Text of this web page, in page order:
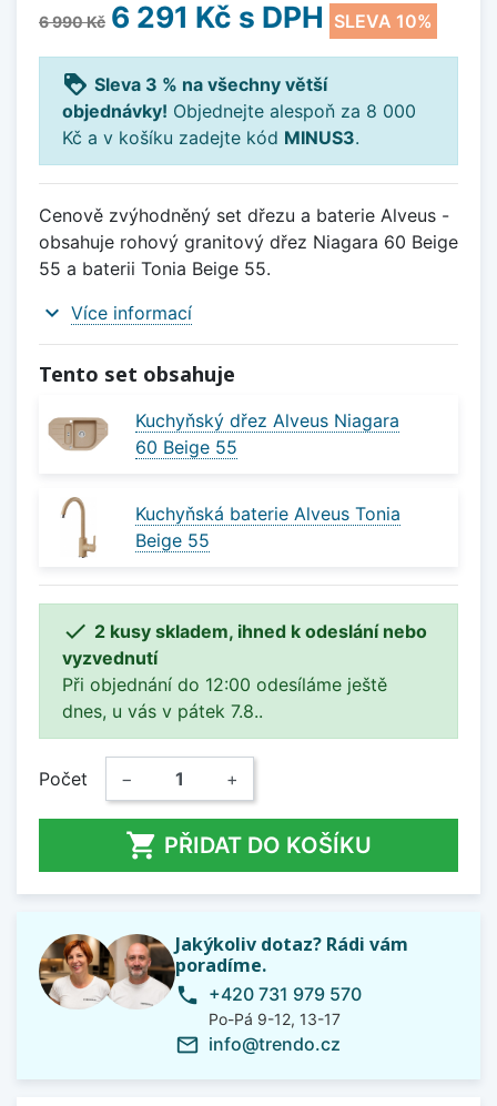
6 990 Kč 6 291 Kč s DPH SLEVA 10%
loyalty Sleva 3 % na všechny větší
objednávky! Objednejte alespoň za 8 000
Kč a v košíku zadejte kód MINUS3.
Cenově zvýhodněný set dřezu a baterie Alveus -
obsahuje rohový granitový dřez Niagara 60 Beige
55 a baterii Tonia Beige 55.
expand_more Více informací
Tento set obsahuje
Kuchyňský dřez Alveus Niagara
60 Beige 55
Kuchyňská baterie Alveus Tonia
Beige 55
 2 kusy skladem, ihned k odeslání nebo
vyzvednutí
Při objednání do 12:00 odesíláme ještě
dnes, u vás v pátek 7.8..
Počet − +
 PŘIDAT DO KOŠÍKU
Jakýkoliv dotaz? Rádi vám
poradíme.
phone +420 731 979 570
Po-Pá 9-12, 13-17
mail_outline info@trendo.cz